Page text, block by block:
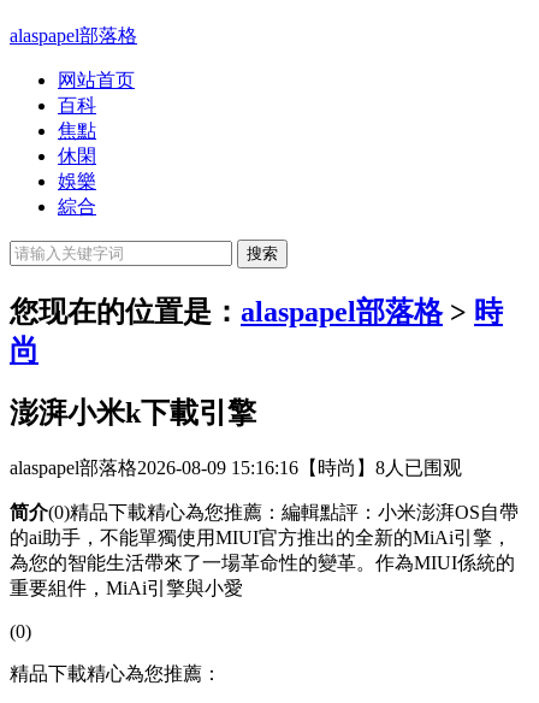
alaspapel部落格
网站首页
百科
焦點
休閑
娛樂
綜合
您现在的位置是： alaspapel部落格> 時
尚
澎湃小米k下載引擎
alaspapel部落格2026-08-09 15:16:16 【時尚】 8人已围观
简介(0)精品下載精心為您推薦：編輯點評：小米澎湃OS自帶
的ai助手，不能單獨使用MIUI官方推出的全新的MiAi引擎，
為您的智能生活帶來了一場革命性的變革。作為MIUI係統的
重要組件，MiAi引擎與小愛
(0)
精品下載精心為您推薦：